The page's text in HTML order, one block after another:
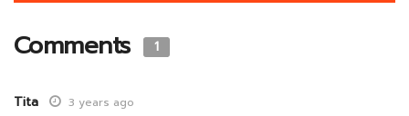
Comments 1
Tita 3 years ago